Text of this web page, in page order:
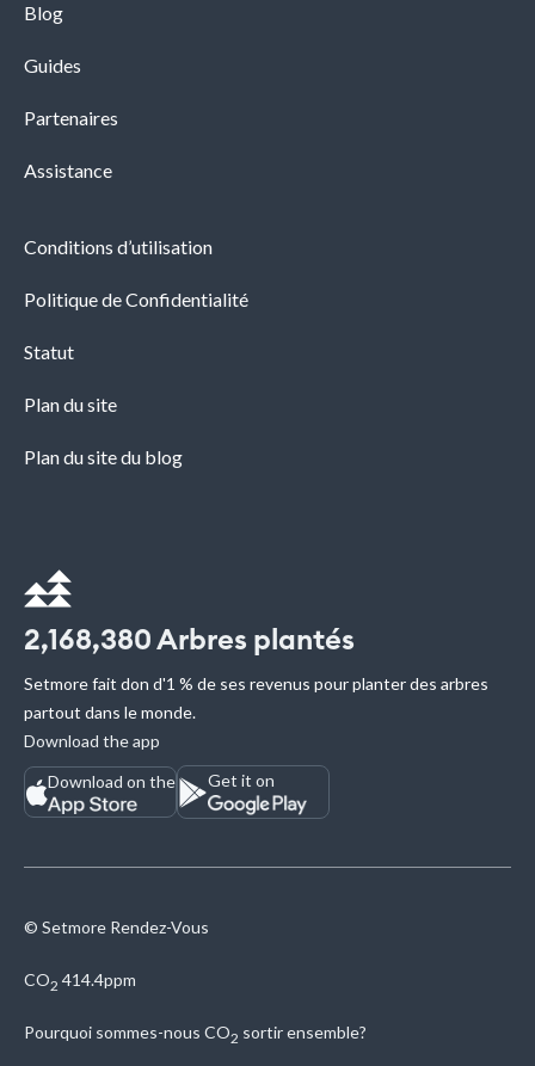
Blog
Guides
Partenaires
Assistance
Conditions d’utilisation
Politique de Confidentialité
Statut
Plan du site
Plan du site du blog
2,168,380 Arbres plantés
Setmore fait don d'1 % de ses revenus pour planter des arbres
partout dans le monde.
Download the app
Download on the
Get it on
© Setmore Rendez-Vous
CO2 414.4ppm
Pourquoi sommes-nous CO2 sortir ensemble?